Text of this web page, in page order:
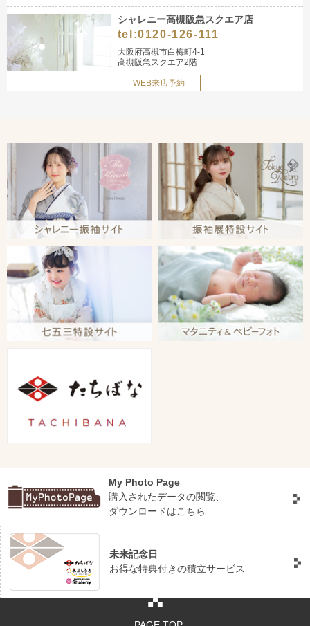
シャレニー高槻阪急スクエア店
tel:0120-126-111
大阪府高槻市白梅町4-1
高槻阪急スクエア2階
WEB来店予約
My Photo Page
購入されたデータの閲覧、
ダウンロードはこちら
未来記念日
お得な特典付きの積立サービス